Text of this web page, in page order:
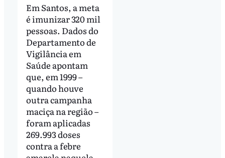
Em Santos, a meta
é imunizar 320 mil
pessoas. Dados do
Departamento de
Vigilância em
Saúde apontam
que, em 1999 –
quando houve
outra campanha
maciça na região –
foram aplicadas
269.993 doses
contra a febre